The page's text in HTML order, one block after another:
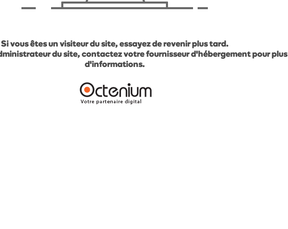
Si vous êtes un visiteur du site, essayez de revenir plus tard.
du site, contactez votre fournisseur d'hébergement pour plus
d'informations.